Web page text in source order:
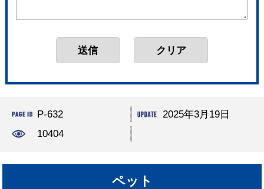
P-632
2025年3月19日
10404
ペット